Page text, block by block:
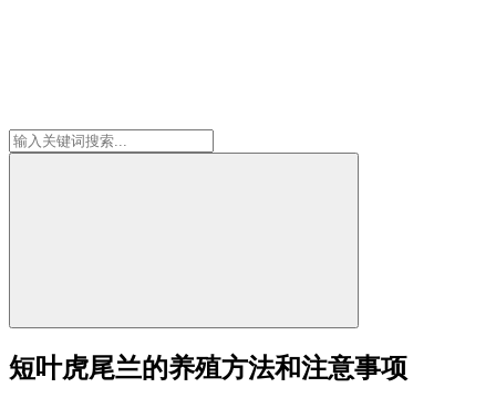
短叶虎尾兰的养殖方法和注意事项